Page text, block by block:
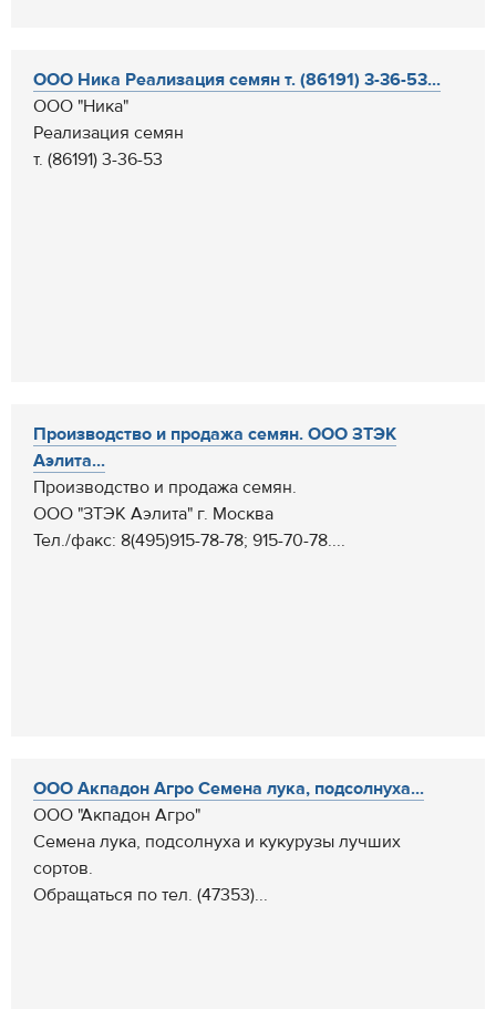
ООО Ника Реализация семян т. (86191) 3-36-53...
ООО "Ника"
Реализация семян
т. (86191) 3-36-53
Производство и продажа семян. ООО ЗТЭК
Аэлита...
Производство и продажа семян.
ООО "ЗТЭК Аэлита" г. Москва
Тел./факс: 8(495)915-78-78; 915-70-78....
ООО Акпадон Агро Семена лука, подсолнуха...
ООО "Акпадон Агро"
Семена лука, подсолнуха и кукурузы лучших
сортов.
Обращаться по тел. (47353)...